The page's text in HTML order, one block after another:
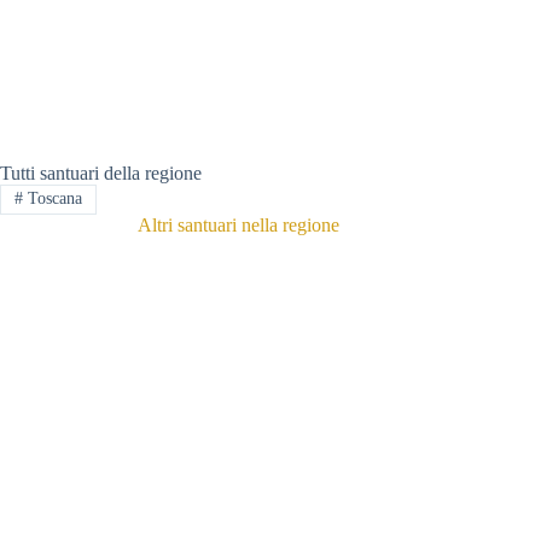
Tutti santuari della regione
#Toscana
Altri santuari nella regione